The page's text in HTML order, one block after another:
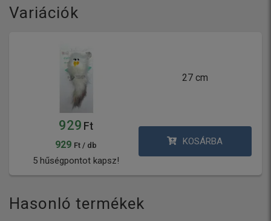
Variációk
27 cm
929 Ft
929 Ft / db
5 hűségpontot kapsz!
KOSÁRBA
Hasonló termékek